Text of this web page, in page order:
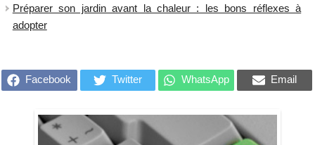
Préparer son jardin avant la chaleur : les bons réflexes à
adopter
Facebook Twitter WhatsApp Email